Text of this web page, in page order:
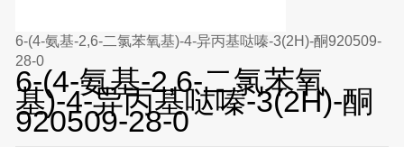
6-(4-氨基-2,6-二氯苯氧基)-4-异丙基哒嗪-3(2H)-酮920509-
28-0
6-(4-氨基-2,6-二氯苯氧
基)-4-异丙基哒嗪-3(2H)-酮
920509-28-0